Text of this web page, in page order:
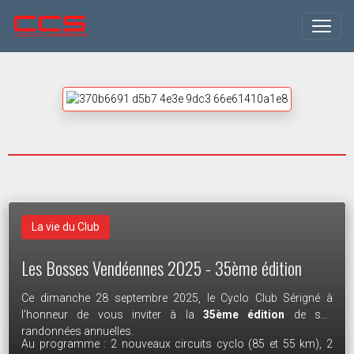
Course de Sérigné du 3 mai 2026.
Cyclosport UFOLEP de Sérigné ce dimanche 3 mai 2026. Des
courses toujours aussi animées, des bénévoles toujours
fidèles aux postes, et un ciel très clément pour cette édition
historique.
Pour découvrir les photos de la course, rendez-vous sur la
page facebook dePhoto Passion 17
La vie du Club
Course de Sérigné du 3 mai 2026
Le rendez-vous est pris !!!
Le 22/03/2026
La vie du Club
Les Bosses Vendéennes 2025 - 35ème édition
Ce dimanche 28 septembre 2025, le Cyclo Club Sérigné à
l'honneur de vous inviter à la 35ème édition de ses
randonnées annuelles.
Au programme : 2 nouveaux circuits cyclo (85 et 55 km), 2